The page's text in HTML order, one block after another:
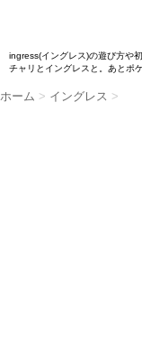
ingress(イングレス)の遊び方や
チャリとイングレスと。あとポ
ホーム > イングレス >